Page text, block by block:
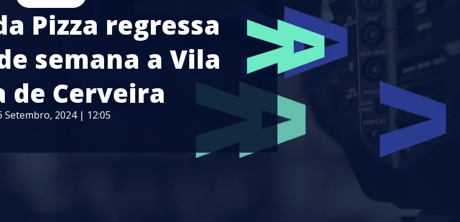
Pizza regressa
semana a Vila
de Cerveira
Setembro, 2024 | 12:05